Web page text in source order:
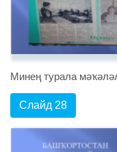
Минең турала
Слайд 28